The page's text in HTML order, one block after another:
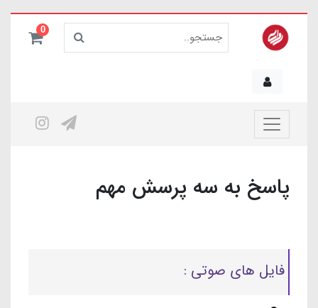
0
پاسخ به سه پرسش مهم
فایل های صوتی :